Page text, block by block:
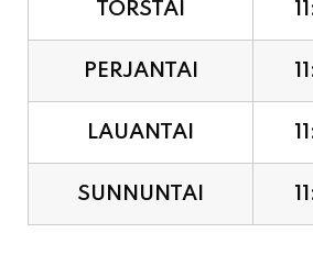
LAUANTAI
SUNNUNTAI